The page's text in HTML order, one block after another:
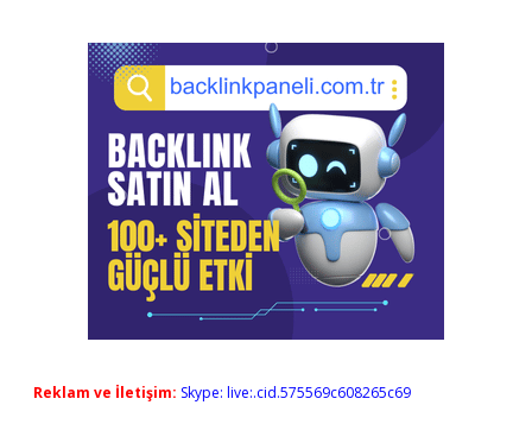
Reklam ve İletişim: Skype: live:.cid.575569c608265c69